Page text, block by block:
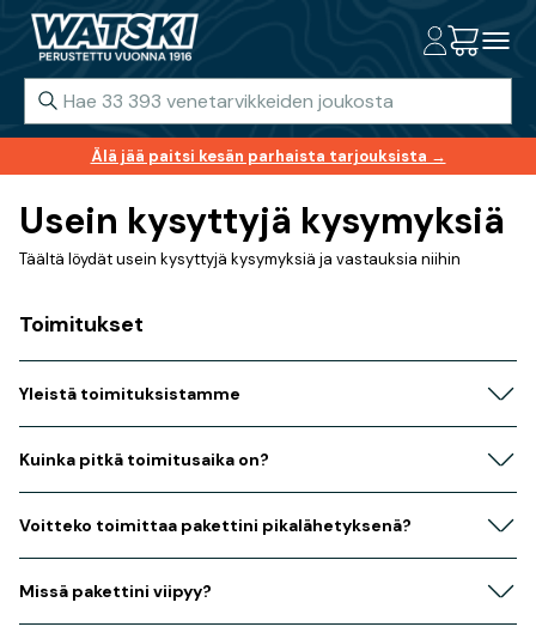
Älä jää paitsi kesän parhaista tarjouksista →
Usein kysyttyjä kysymyksiä
Täältä löydät usein kysyttyjä kysymyksiä ja vastauksia niihin
Toimitukset
Yleistä toimituksistamme
Kuinka pitkä toimitusaika on?
Voitteko toimittaa pakettini pikalähetyksenä?
Missä pakettini viipyy?